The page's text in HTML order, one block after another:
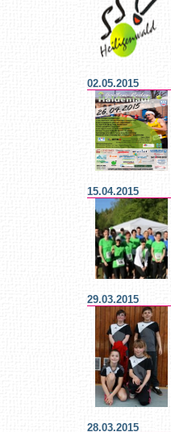
02.05.2015
15.04.2015
29.03.2015
28.03.2015